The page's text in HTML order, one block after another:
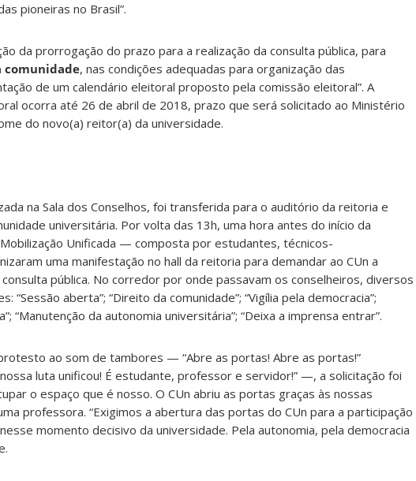
pioneiras no Brasil”.
da prorrogação do prazo para a realização da consulta pública, para
comunidade, nas condições adequadas para organização das
de um calendário eleitoral proposto pela comissão eleitoral”. A
ocorra até 26 de abril de 2018, prazo que será solicitado ao Ministério
do novo(a) reitor(a) da universidade.
na Sala dos Conselhos, foi transferida para o auditório da reitoria e
universitária. Por volta das 13h, uma hora antes do início da
Unificada — composta por estudantes, técnicos-
uma manifestação no hall da reitoria para demandar ao CUn a
pública. No corredor por onde passavam os conselheiros, diversos
“Sessão aberta”; “Direito da comunidade”; “Vigília pela democracia”;
“Manutenção da autonomia universitária”; “Deixa a imprensa entrar”.
ao som de tambores — “Abre as portas! Abre as portas!”
nossa luta unificou! É estudante, professor e servidor!” —, a solicitação foi
o espaço que é nosso. O CUn abriu as portas graças às nossas
professora. “Exigimos a abertura das portas do CUn para a participação
momento decisivo da universidade. Pela autonomia, pela democracia